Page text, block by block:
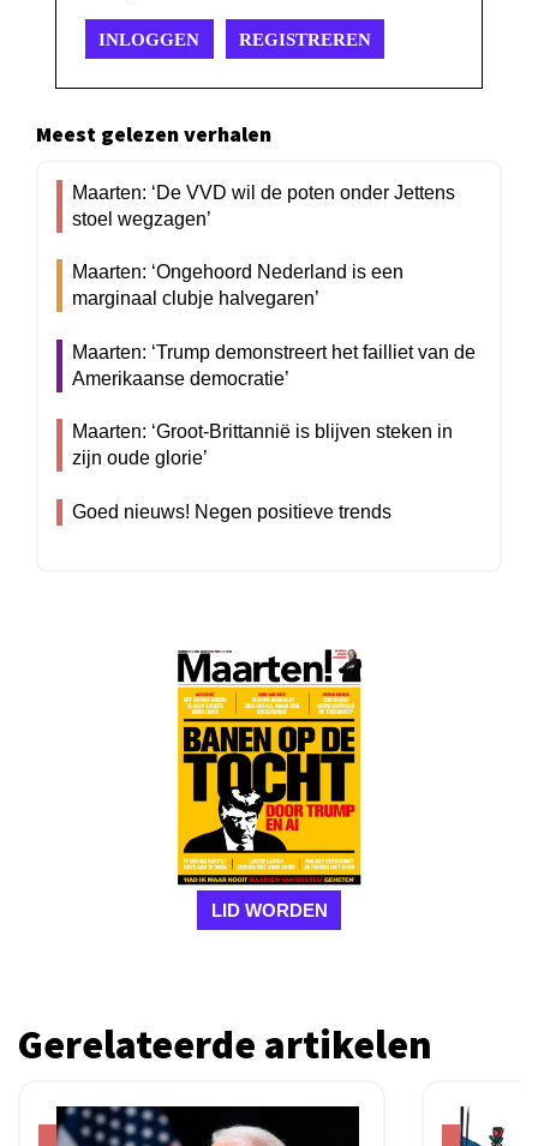
INLOGGEN REGISTREREN
Meest gelezen verhalen
Maarten: ‘De VVD wil de poten onder Jettens
stoel wegzagen’
Maarten: ‘Ongehoord Nederland is een
marginaal clubje halvegaren’
Maarten: ‘Trump demonstreert het failliet van de
Amerikaanse democratie’
Maarten: ‘Groot-Brittannië is blijven steken in
zijn oude glorie’
Goed nieuws! Negen positieve trends
LID WORDEN
Gerelateerde artikelen